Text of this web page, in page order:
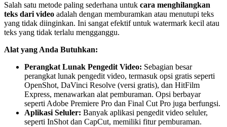
Salah satu metode paling sederhana untuk cara menghilangkan
teks dari video adalah dengan memburamkan atau menutupi teks
yang tidak diinginkan. Ini sangat efektif untuk watermark kecil atau
teks yang tidak terlalu mengganggu.
Alat yang Anda Butuhkan:
Perangkat Lunak Pengedit Video: Sebagian besar
perangkat lunak pengedit video, termasuk opsi gratis seperti
OpenShot, DaVinci Resolve (versi gratis), dan HitFilm
Express, menawarkan alat pemburaman. Opsi berbayar
seperti Adobe Premiere Pro dan Final Cut Pro juga berfungsi.
Aplikasi Seluler: Banyak aplikasi pengedit video seluler,
seperti InShot dan CapCut, memiliki fitur pemburaman.